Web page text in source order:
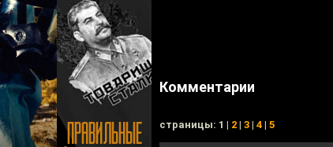
Комментарии
cтраницы: 1 | 2 | 3 | 4 | 5